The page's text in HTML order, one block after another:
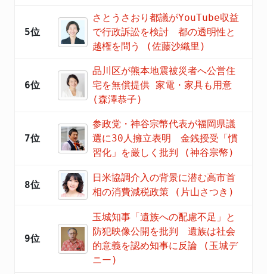
5位
さとうさおり都議がYouTube収益
で行政訴訟を検討 都の透明性と
越権を問う (佐藤沙織里)
6位
品川区が熊本地震被災者へ公営住
宅を無償提供 家電・家具も用意
(森澤恭子)
7位
参政党・神谷宗幣代表が福岡県議
選に30人擁立表明 金銭授受「慣
習化」を厳しく批判 (神谷宗幣)
8位
日米協調介入の背景に潜む高市首
相の消費減税政策 (片山さつき)
9位
玉城知事「遺族への配慮不足」と
防犯映像公開を批判 遺族は社会
的意義を認め知事に反論 (玉城デ
ニー)